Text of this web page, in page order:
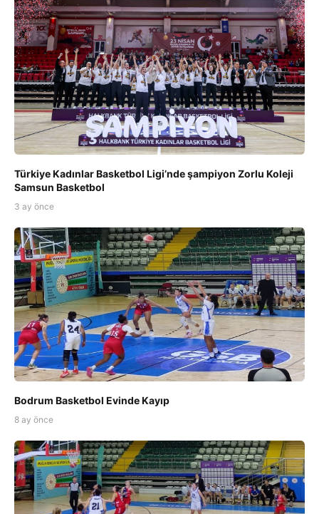
Türkiye Kadınlar Basketbol Ligi’nde şampiyon Zorlu Koleji
Samsun Basketbol
3 ay önce
Bodrum Basketbol Evinde Kayıp
8 ay önce